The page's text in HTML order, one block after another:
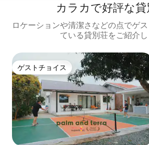
カラカで好評な貸
ロケーションや清潔さなどの点でゲ
ている貸別荘をご紹介
ゲストチョイス
ゲストチョイス